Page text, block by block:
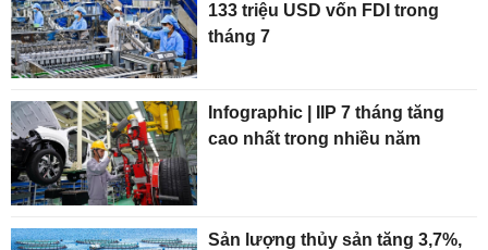
133 triệu USD vốn FDI trong
tháng 7
Infographic | IIP 7 tháng tăng
cao nhất trong nhiều năm
Sản lượng thủy sản tăng 3,7%,